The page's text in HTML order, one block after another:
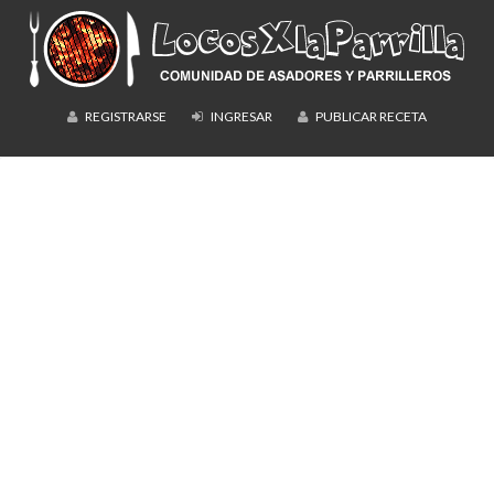
REGISTRARSE INGRESAR PUBLICAR RECETA